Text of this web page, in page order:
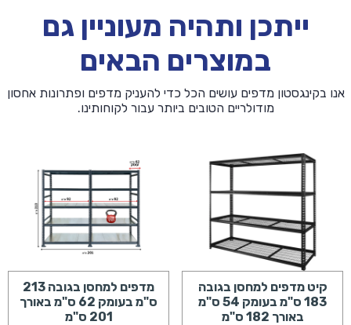
ייתכן ותהיה מעוניין גם
במוצרים הבאים
אנו בקינגסטון מדפים עושים הכל כדי להעניק מדפים ופתרונות אחסון
מודולריים הטובים ביותר עבור לקוחותינו.
קיט מדפים למחסן בגובה
183 ס"מ בעומק 54 ס"מ
באורך 182 ס"מ
מדפים למחסן בגובה 213
ס"מ בעומק 62 ס"מ באורך
201 ס"מ